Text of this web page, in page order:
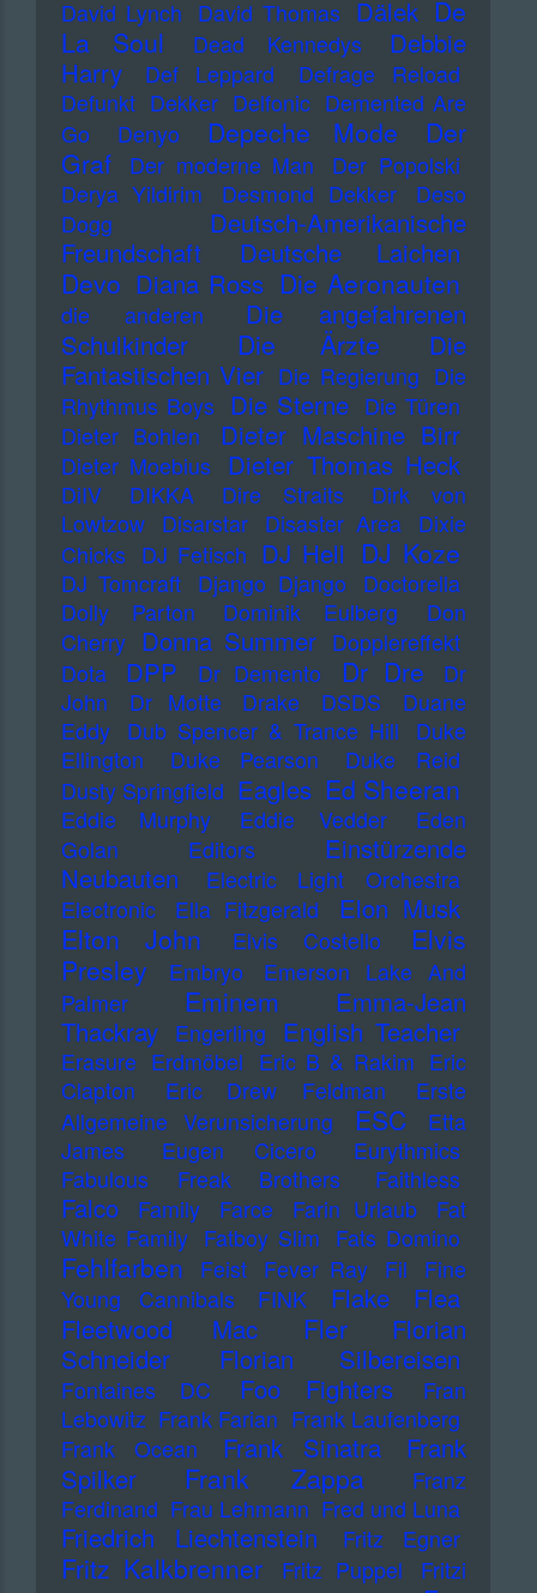
David Lynch David Thomas Dälek De
La Soul
Dead Kennedys
Debbie
Harry
Def Leppard
Defrage Reload
Defunkt Dekker Delfonic Demented Are
Go
Denyo Depeche Mode
Der
Graf
Der moderne Man
Der Popolski
Derya Yildirim
Desmond Dekker
Deso
Dogg
Deutsch-Amerikanische
Freundschaft
Deutsche Laichen
Devo Diana Ross Die Aeronauten
die anderen
Die angefahrenen
Schulkinder
Die Ärzte
Die
Fantastischen Vier Die Regierung Die
Rhythmus Boys Die Sterne Die Türen
Dieter Bohlen
Dieter Maschine Birr
Dieter Moebius Dieter Thomas Heck
DiIV DIKKA Dire Straits
Dirk von
Lowtzow
Disarstar Disaster Area
Dixie
Chicks DJ Fetisch DJ Hell DJ Koze
DJ Tomcraft Django Django
Doctorella
Dolly Parton
Dominik Eulberg
Don
Cherry Donna Summer Dopplereffekt
Dota
DPP Dr Demento Dr Dre
Dr
John
Dr Motte Drake DSDS
Duane
Eddy
Dub Spencer & Trance Hill
Duke
Ellington
Duke Pearson
Duke Reid
Dusty Springfield Eagles Ed Sheeran
Eddie Murphy Eddie Vedder
Eden
Golan
Editors
Einstürzende
Neubauten
Electric Light Orchestra
Electronic
Ella Fitzgerald Elon Musk
Elton John Elvis Costello
Elvis
Presley
Embryo
Emerson Lake And
Palmer
Eminem
Emma-Jean
Thackray
Engerling English Teacher
Erasure Erdmöbel Eric B & Rakim Eric
Clapton
Eric Drew Feldman
Erste
Allgemeine Verunsicherung
ESC
Etta
James
Eugen Cicero
Eurythmics
Fabulous Freak Brothers
Faithless
Falco Family Farce Farin Urlaub
Fat
White Family Fatboy Slim Fats Domino
Fehlfarben Feist Fever Ray Fil
Fine
Young Cannibals
FINK Flake
Flea
Fleetwood Mac
Fler
Florian
Schneider
Florian Silbereisen
Fontaines DC Foo Fighters
Fran
Lebowitz Frank Farian Frank Laufenberg
Frank Ocean
Frank Sinatra
Frank
Spilker
Frank Zappa
Franz
Ferdinand Frau Lehmann Fred und Luna
Friedrich Liechtenstein Fritz Egner
Fritz Kalkbrenner Fritz Puppel
Fritzi